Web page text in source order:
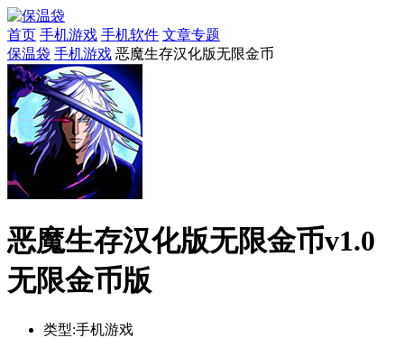
首页 手机游戏 手机软件 文章专题
保温袋 手机游戏 恶魔生存汉化版无限金币
恶魔生存汉化版无限金币v1.0
无限金币版
类型:手机游戏